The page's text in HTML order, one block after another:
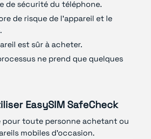
de sécurité du téléphone.
de risque de l'appareil et le
est sûr à acheter.
ne prend que quelques
EasySIM SafeCheck
toute personne achetant ou
mobiles d'occasion.